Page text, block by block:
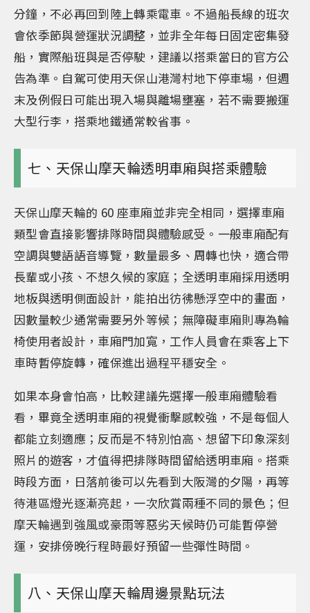
分鐘，不必再回到陸上轉乘電車。不過船長線的班次
會依季節與營運狀況調整，並非全年每日固定密集發
船，實際船班與是否停駛，建議以搭乘當日的官方公
告為準。自駕可使用天保山港灣村地下停車場，但週
末及例假日可能出現入場與離場壅塞，若不需要搬運
大型行李，搭乘地鐵通常較省事。
七、天保山摩天輪透明車廂與搭乘體驗
天保山摩天輪的 60 座車廂並非完全相同，選擇車廂
類型會直接影響排隊時間與體驗感受。一般車廂配有
空調與雙語語音導覽，數量最多、周轉也快，適合帶
長輩或小孩、不想久候的家庭；全透明車廂採用透明
地板與透明側面設計，能拍出彷彿懸浮空中的畫面，
因數量較少通常需要另外等候；無障礙車廂則專為輪
椅使用者設計，車廂門加寬，工作人員會在乘客上下
車時暫停旋轉，確保進出過程平穩安全。
如果本身會怕高，比較建議先選擇一般車廂體驗看
看，畢竟全透明車廂的視覺衝擊感較強，不是每個人
都能立刻適應；反而是不特別怕高、想留下印象深刻
照片的遊客，才值得把排隊時間留給透明車廂。搭乘
時段方面，日落前後可以先看到大阪灣的夕陽，再等
待港區燈光逐漸亮起，一次欣賞兩種不同的景色；但
摩天輪遇到強風或豪雨等惡劣天候時仍可能暫停營
運，安排傍晚行程時最好預留一些彈性時間。
八、天保山摩天輪周邊景點玩法